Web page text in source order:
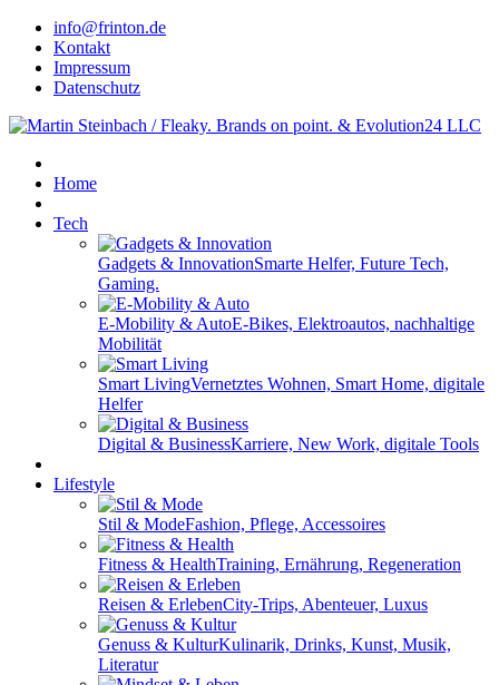
info@frinton.de
Kontakt
Impressum
Datenschutz
Home
Tech
Gadgets & InnovationSmarte Helfer, Future Tech,
Gaming.
E-Mobility & AutoE-Bikes, Elektroautos, nachhaltige
Mobilität
Smart LivingVernetztes Wohnen, Smart Home, digitale
Helfer
Digital & BusinessKarriere, New Work, digitale Tools
Lifestyle
Stil & ModeFashion, Pflege, Accessoires
Fitness & HealthTraining, Ernährung, Regeneration
Reisen & ErlebenCity-Trips, Abenteuer, Luxus
Genuss & KulturKulinarik, Drinks, Kunst, Musik,
Literatur